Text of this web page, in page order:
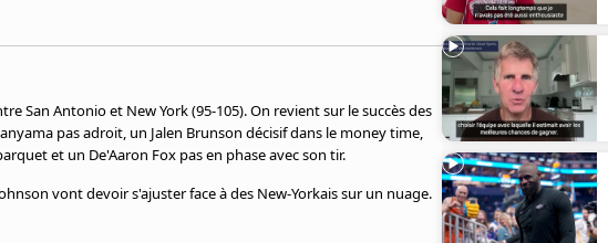
San Antonio et New York (95-105). On revient sur le succès des
pas adroit, un Jalen Brunson décisif dans le money time,
et un De'Aaron Fox pas en phase avec son tir.
vont devoir s'ajuster face à des New-Yorkais sur un nuage.